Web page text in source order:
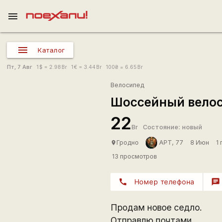
menu
Каталог
Пт, 7 Авг 1 $ = 2.98 Br 1€ = 3.44 Br 100₴ = 6.65 Br
Велосипед
Шоссейный
22 Br Состояние: новый
place Гродно APT, 77 8 Июн
1
13 просмотров
call Номер телефона chat
Продам новое седло.